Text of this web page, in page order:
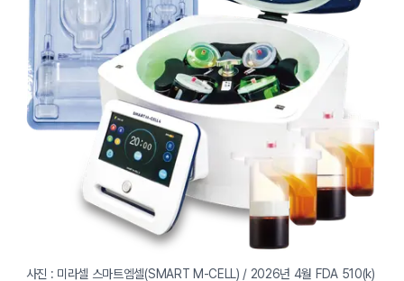
사진 : 미라셀 스마트엠셀(SMART M-CELL) / 2026년 4월 FDA 510(k)